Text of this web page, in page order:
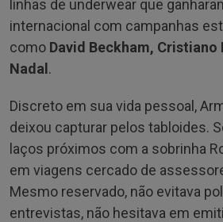
linhas de underwear que
internacional com campanhas
como David Beckham, Cristiano
Nadal.
Discreto em sua vida pessoal,
deixou capturar pelos tabloides.
laços próximos com a sobrinha
em viagens cercado de
Mesmo reservado, não evitava
entrevistas, não hesitava em